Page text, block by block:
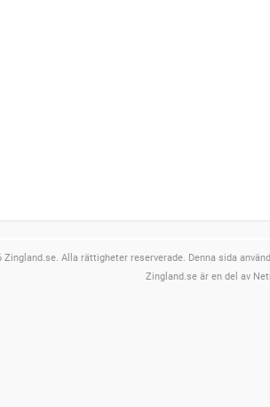
Zingland.se. Alla rättigheter reserverade. Denna sida
Zingland.se är en del av